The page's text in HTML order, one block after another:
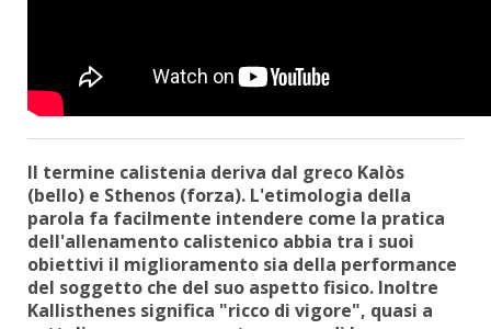
Il termine calistenia deriva dal greco Kalòs
(bello) e Sthenos (forza). L'etimologia della
parola fa facilmente intendere come la pratica
dell'allenamento calistenico abbia tra i suoi
obiettivi il miglioramento sia della performance
del soggetto che del suo aspetto fisico. Inoltre
Kallisthenes significa "ricco di vigore", quasi a